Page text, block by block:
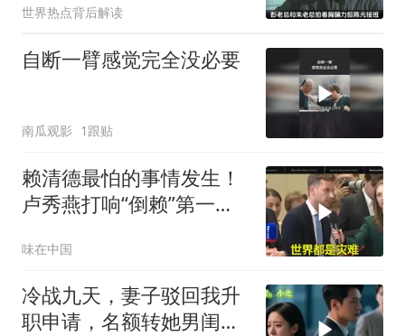
世界热点背后解读
自断一臂感觉完全没必要
南瓜观影 1跟贴
赖清德最怕的事情发生！
卢秀燕打响“倒赖”第一
味在中国
冷战九天，妻子驳回我升
职申请，名额转她男闺